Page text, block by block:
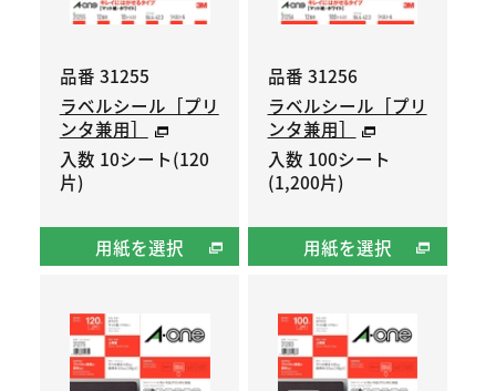
品番 31255
ラベルシール［プリ
ンタ兼用］
入数 10シート(120
片)
用紙を選択
品番 31256
ラベルシール［プリ
ンタ兼用］
入数 100シート
(1,200片)
用紙を選択